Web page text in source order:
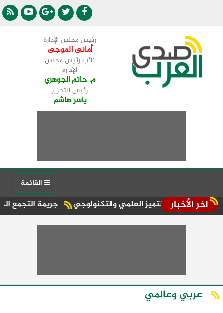
رئيس مجلس الإدارة
أمانى الموجى
نائب رئيس مجلس
الإدارة
م. حاتم الجوهري
رئيس التحرير
ياسر هاشم
اخر الأخبار جريمة التجمع الخامس.. سر التميز العلمي والتكنولوجي
عربي وعالمي